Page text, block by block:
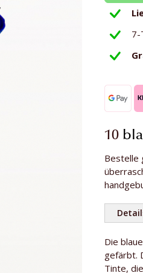
7-
10
Bestelle
Weitere
Anzahl
Länge
Die
gefärbt.
Tinte,